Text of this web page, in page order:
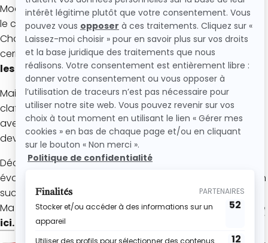
Moelleux, généreux et incroyablement simple à préparer,
le clafoutis fait partie des desserts préférés des Français.
Chaque été, il revient sur nos tables avec les premières
cerises et évoque immédiatementles repas en famille,
les recettes de grand-mère et les fruits de saison.
Mais connais-tu vraiment son histoire ? D’où vient le
clafoutis ? Pourquoi est-il traditionnellement préparé
avec des cerises entières ? Qui a inventé cette recette
devenue un grand classique de la pâtisserie française ?
Découvrel’histoire du clafoutis,
évolution au fil du temps et les secrets qui expliquent son
succès depuis plus d’un siècle.
Ma recette de clafoutis est disponibleen cliquant juste
ici.